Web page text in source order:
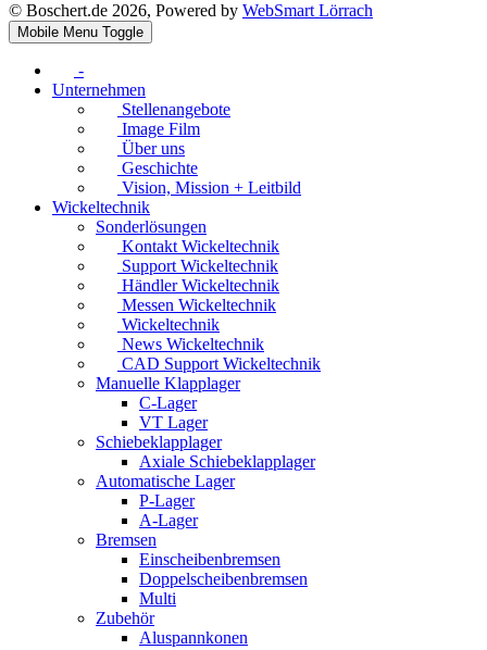
© Boschert.de 2026, Powered by WebSmart Lörrach
Mobile Menu Toggle
-
Unternehmen
Stellenangebote
Image Film
Über uns
Geschichte
Vision, Mission + Leitbild
Wickeltechnik
Sonderlösungen
Kontakt Wickeltechnik
Support Wickeltechnik
Händler Wickeltechnik
Messen Wickeltechnik
Wickeltechnik
News Wickeltechnik
CAD Support Wickeltechnik
Manuelle Klapplager
C-Lager
VT Lager
Schiebeklapplager
Axiale Schiebeklapplager
Automatische Lager
P-Lager
A-Lager
Bremsen
Einscheibenbremsen
Doppelscheibenbremsen
Multi
Zubehör
Aluspannkonen